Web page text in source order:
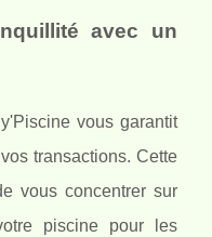
avec un
vous garantit
transactions. Cette
vous concentrer sur
piscine pour les